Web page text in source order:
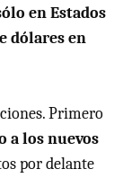
en Estados
dólares en
Primero
a los nuevos
por delante